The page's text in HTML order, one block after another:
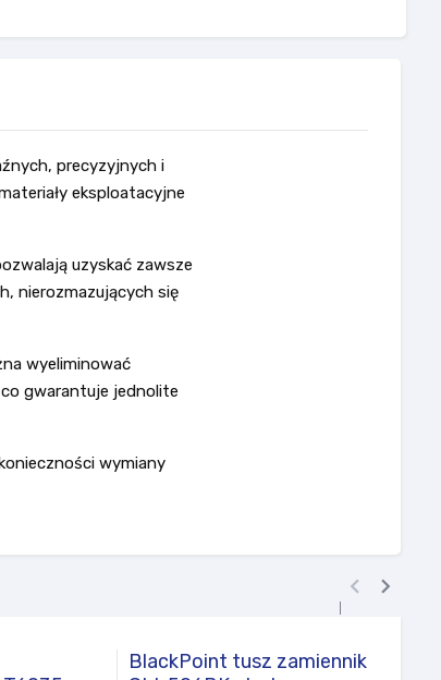
precyzyjnych i
eksploatacyjne
uzyskać zawsze
nierozmazujących się
wyeliminować
gwarantuje jednolite
wymiany
BlackPoint tusz zamiennik
 